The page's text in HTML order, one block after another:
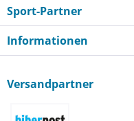
Sport-Partner
Informationen
Versandpartner